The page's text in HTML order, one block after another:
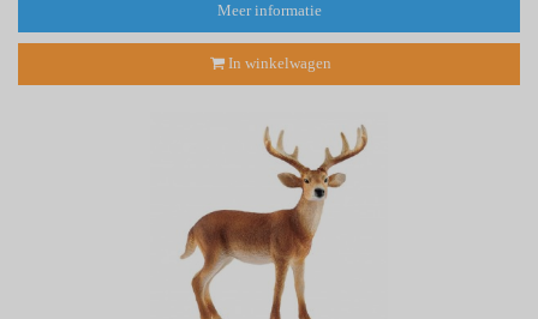
Meer informatie
In winkelwagen